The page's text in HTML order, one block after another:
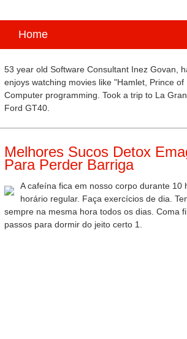
Home
53 year old Software Consultant Inez Govan,
enjoys watching movies like "Hamlet, Prince of
Computer programming. Took a trip to La
Ford GT40.
Melhores Sucos Detox
Para Perder Barriga
A cafeína fica em nosso corpo durante 10
horário regular. Faça exercícios de dia.
sempre na mesma hora todos os dias. Coma
passos para dormir do jeito certo 1.